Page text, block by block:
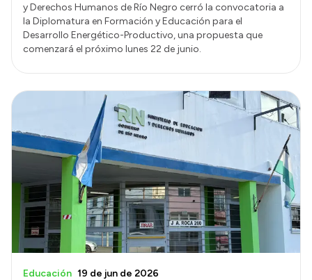
y Derechos Humanos de Río Negro cerró la convocatoria a
la Diplomatura en Formación y Educación para el
Desarrollo Energético-Productivo, una propuesta que
comenzará el próximo lunes 22 de junio.
Educación 19 de jun de 2026